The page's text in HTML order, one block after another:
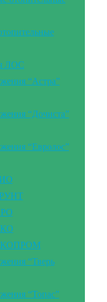
ЛОС
“Астра”
“Дочиста”
“Евролос”
“Тверь
“Топас”